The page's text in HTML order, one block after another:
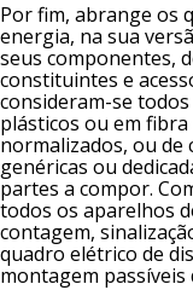
Por fim, abrange os
energia, na sua
seus componentes,
constituintes e
consideram-se
plásticos ou em
normalizados, ou de
genéricas ou
partes a compor.
todos os aparelhos
contagem,
quadro elétrico de
montagem passíveis